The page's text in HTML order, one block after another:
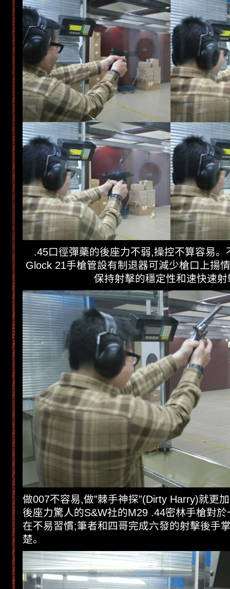
.45口徑彈藥的後座力不弱,操控不算容易。
Glock 21手槍管設有制退器可減少槍口上揚
保持射擊的穩定性和速快速射
做007不容易,做”棘手神探”(Dirty Harry)就更
後座力驚人的S&W社的M29 .44密林手槍對
在不易習慣;筆者和四哥完成六發的射擊後手
楚。